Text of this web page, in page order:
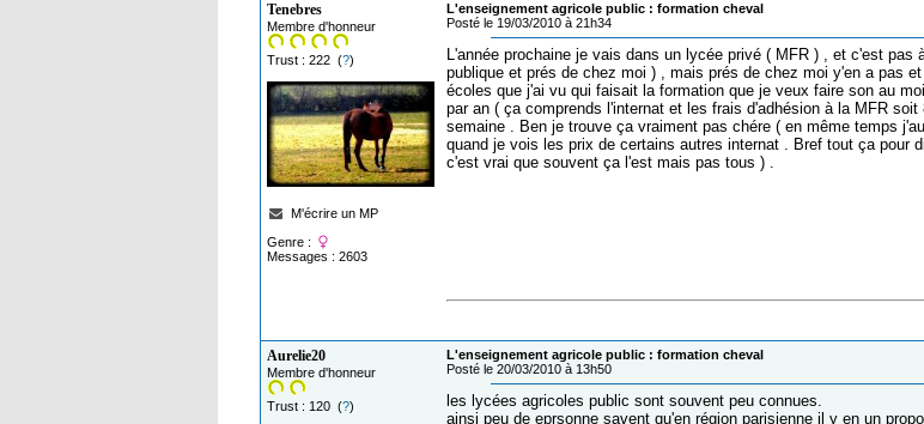
Tenebres
Membre d'honneur
Trust : 222 (?)
M'écrire un MP
Genre :
Messages : 2603
L'enseignement agricole public : formation cheval
Posté le 19/03/2010 à 21h34
L'année prochaine je vais dans un lycée privé ( MFR ) , et c'est
publique et prés de chez moi ) , mais prés de chez moi y'en a pas
écoles que j'ai vu qui faisait la formation que je veux faire son au
par an ( ça comprends l'internat et les frais d'adhésion à la MFR
semaine . Ben je trouve ça vraiment pas chére ( en même temps
quand je vois les prix de certains autres internat . Bref tout ça pour
c'est vrai que souvent ça l'est mais pas tous ) .
Aurelie20
Membre d'honneur
Trust : 120 (?)
L'enseignement agricole public : formation cheval
Posté le 20/03/2010 à 13h50
les lycées agricoles public sont souvent peu connues.
ainsi peu de eprsonne savent qu'en région parisienne il y en un